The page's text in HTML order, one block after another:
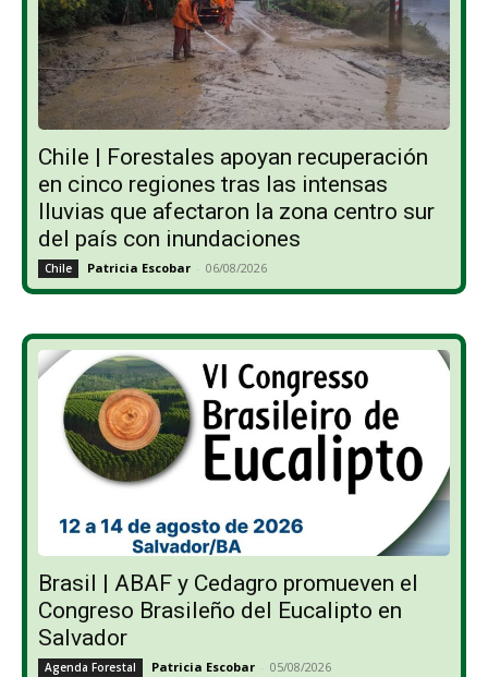
Chile | Forestales apoyan recuperación
en cinco regiones tras las intensas
lluvias que afectaron la zona centro sur
del país con inundaciones
Chile Patricia Escobar - 06/08/2026
Brasil | ABAF y Cedagro promueven el
Congreso Brasileño del Eucalipto en
Salvador
Agenda Forestal Patricia Escobar - 05/08/2026